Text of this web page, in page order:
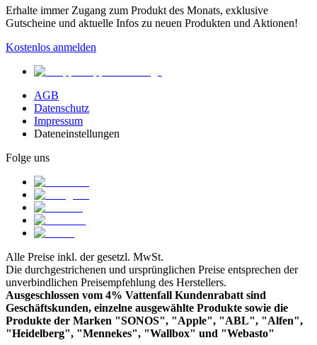
Erhalte immer Zugang zum Produkt des Monats, exklusive
Gutscheine und aktuelle Infos zu neuen Produkten und Aktionen!
Kostenlos anmelden
AGB
Datenschutz
Impressum
Dateneinstellungen
Folge uns
Alle Preise inkl. der gesetzl. MwSt.
Die durchgestrichenen und ursprünglichen Preise entsprechen der
unverbindlichen Preisempfehlung des Herstellers.
Ausgeschlossen vom 4% Vattenfall Kundenrabatt sind
Geschäftskunden, einzelne ausgewählte Produkte sowie die
Produkte der Marken "SONOS", "Apple", "ABL", "Alfen",
"Heidelberg", "Mennekes", "Wallbox" und "Webasto"